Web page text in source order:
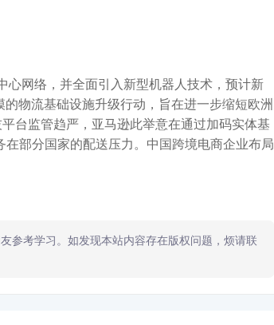
心网络，并全面引入新型机器人技术，预计新
物流基础设施升级行动，旨在进一步缩短欧洲
台监管趋严，亚马逊此举意在通过加码实体基
部分国家的配送压力。中国跨境电商企业布局
参考学习。如发现本站内容存在版权问题，烦请联